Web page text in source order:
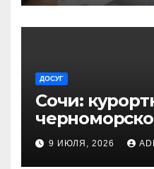
ДОСУГ
Сочи:
9 ИЮЛЯ, 2026